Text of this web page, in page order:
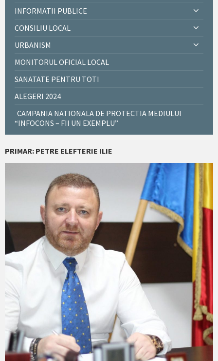
INFORMATII PUBLICE
CONSILIU LOCAL
URBANISM
MONITORUL OFICIAL LOCAL
SANATATE PENTRU TOTI
ALEGERI 2024
CAMPANIA NATIONALA DE PROTECTIA MEDIULUI
“INFOCONS – FII UN EXEMPLU”
PRIMAR: PETRE ELEFTERIE ILIE